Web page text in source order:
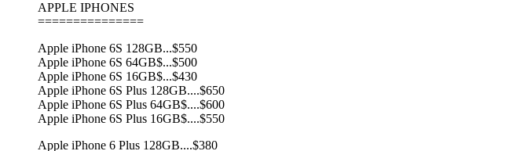
APPLE IPHONES
===============
Apple iPhone 6S 128GB...$550
Apple iPhone 6S 64GB$...$500
Apple iPhone 6S 16GB$...$430
Apple iPhone 6S Plus 128GB....$650
Apple iPhone 6S Plus 64GB$....$600
Apple iPhone 6S Plus 16GB$....$550
Apple iPhone 6 Plus 128GB....$380